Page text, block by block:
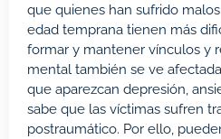
que quienes han sufrido
edad temprana tienen más
formar y mantener vínculos y
mental también se ve
que aparezcan depresión,
sabe que las víctimas sufren
postraumático. Por ello,